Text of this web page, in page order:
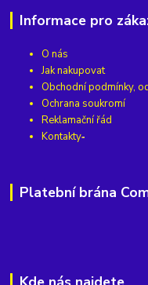
Informace pro
O nás
Jak nakupovat
Obchodní podmínky,
Ochrana soukromí
Reklamační řád
Kontakty
Platební brána